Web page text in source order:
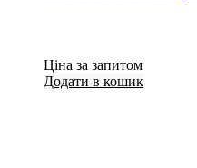
Ціна за запитом
Додати в кошик